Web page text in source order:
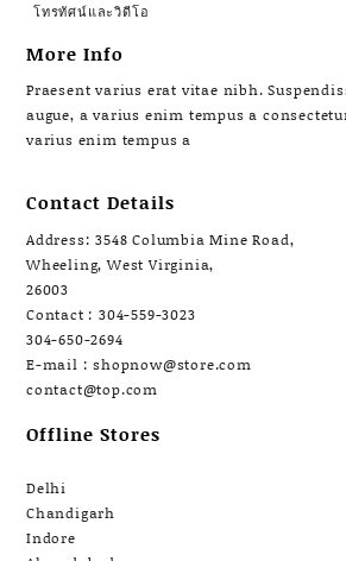
โทรทัศน์และวิดีโอ
More Info
Praesent varius erat vitae nibh.
augue, a varius enim tempus a
varius enim tempus a
Contact Details
Address: 3548 Columbia Mine Road,
Wheeling, West Virginia,
26003
Contact : 304-559-3023
304-650-2694
E-mail : shopnow@store.com
contact@top.com
Offline Stores
Delhi
Chandigarh
Indore